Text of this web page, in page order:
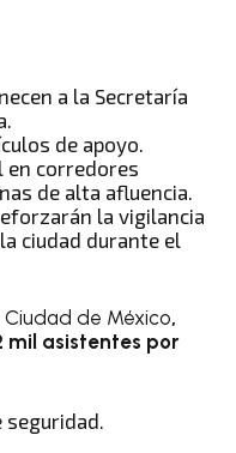
a la Secretaría
de apoyo.
en corredores
de alta afluencia.
la vigilancia
ciudad durante el
de México,
mil asistentes por